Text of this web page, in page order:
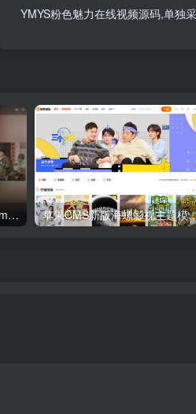
YMYS粉色魅力在线视频源码,单独
短视多功能主题第二套Streamlab | 苹果CMS | 首发 苹果CMS新版海螺影视主题模板